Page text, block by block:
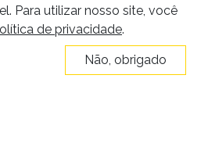
Site desenvolvido por
Para utilizar nosso site, você
de privacidade.
Não, obrigado